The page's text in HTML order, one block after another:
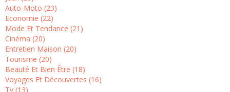
Auto-Moto (23)
Economie (22)
Mode Et Tendance (21)
Cinéma (20)
Entretien Maison (20)
Tourisme (20)
Beauté Et Bien Être (18)
Voyages Et Découvertes (16)
Tv (13)